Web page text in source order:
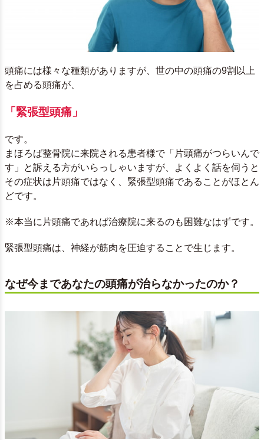
頭痛には様々な種類がありますが、世の中の頭痛の9割以上
を占める頭痛が、
「緊張型頭痛」
です。
まほろば整骨院に来院される患者様で「片頭痛がつらいんで
す」と訴える方がいらっしゃいますが、よくよく話を伺うと
その症状は片頭痛ではなく、緊張型頭痛であることがほとん
どです。
※本当に片頭痛であれば治療院に来るのも困難なはずです。
緊張型頭痛は、神経が筋肉を圧迫することで生じます。
なぜ今まであなたの頭痛が治らなかったのか？